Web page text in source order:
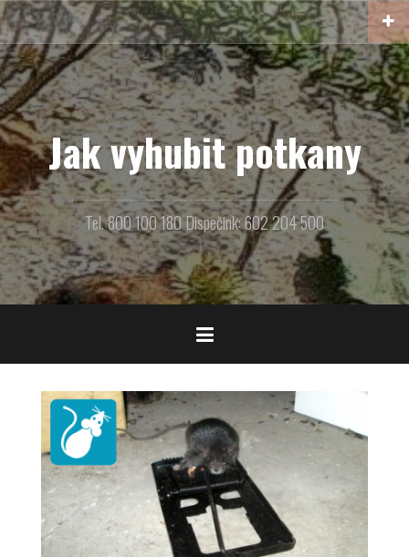
Přejít
k
obsahu
webu
Jak vyhubit potkany
Tel. 800 100 180 Dispečink: 602 204 500